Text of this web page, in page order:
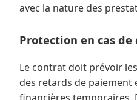
avec la nature des
Protection en cas
Le contrat doit prévoir
des retards de paiement